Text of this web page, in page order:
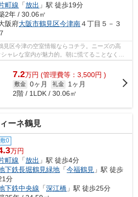
町線 「放出 」駅 徒歩19分
2年 / 30.06㎡
阪府大阪市鶴見区今津南４丁目５－３
７
見区今津の空室情報ならコチラ。ニーズの高
ャレな室内が魅力的。朝に慌てることなく行
駅近物件は...
7.2万円 (管理費等：3,500円 )
敷金 0ヶ月 礼金
1ヶ月
2階 / 1LDK / 30.06㎡
ーネ鶴見
敷0
万円
町線 「放出 」駅 徒歩4分
下鉄長堀鶴見緑地 「今福鶴見 」駅 徒歩
分
下鉄中央線 「深江橋 」駅 徒歩25分